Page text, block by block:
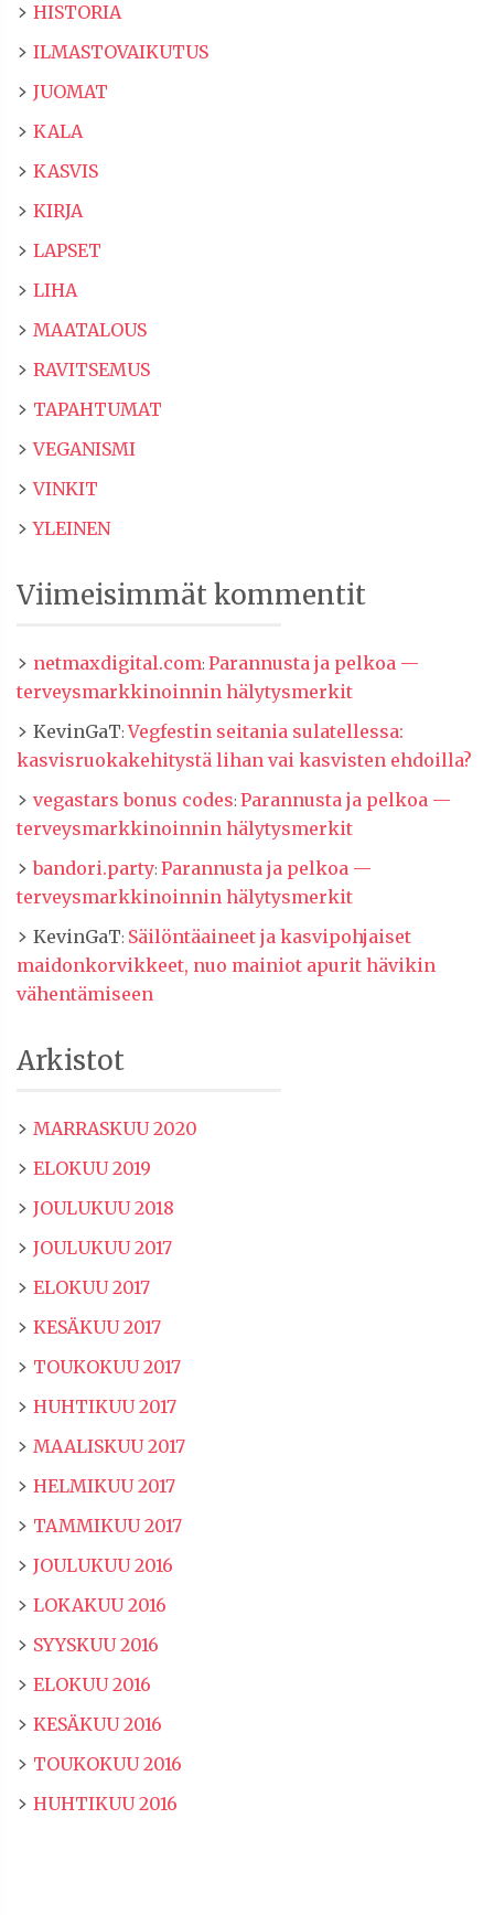
HISTORIA
ILMASTOVAIKUTUS
JUOMAT
KALA
KASVIS
KIRJA
LAPSET
LIHA
MAATALOUS
RAVITSEMUS
TAPAHTUMAT
VEGANISMI
VINKIT
YLEINEN
Viimeisimmät kommentit
netmaxdigital.com: Parannusta ja pelkoa —
terveysmarkkinoinnin hälytysmerkit
KevinGaT: Vegfestin seitania sulatellessa:
kasvisruokakehitystä lihan vai kasvisten ehdoilla?
vegastars bonus codes: Parannusta ja pelkoa —
terveysmarkkinoinnin hälytysmerkit
bandori.party: Parannusta ja pelkoa —
terveysmarkkinoinnin hälytysmerkit
KevinGaT: Säilöntäaineet ja kasvipohjaiset
maidonkorvikkeet, nuo mainiot apurit hävikin
vähentämiseen
Arkistot
MARRASKUU 2020
ELOKUU 2019
JOULUKUU 2018
JOULUKUU 2017
ELOKUU 2017
KESÄKUU 2017
TOUKOKUU 2017
HUHTIKUU 2017
MAALISKUU 2017
HELMIKUU 2017
TAMMIKUU 2017
JOULUKUU 2016
LOKAKUU 2016
SYYSKUU 2016
ELOKUU 2016
KESÄKUU 2016
TOUKOKUU 2016
HUHTIKUU 2016